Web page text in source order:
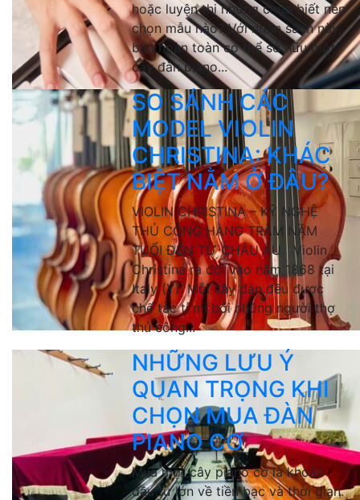
hoặc luyện thi nhưng chưa biết nên
chọn mẫu nào? Với ngân sách này,
bạn hoàn toàn có thể sở hữu một
cây đàn piano...
SO SÁNH CÁC
MODEL VIOLIN
CHRISTINA: KHÁC
BIỆT NẰM Ở ĐÂU?
VIOLIN CHRISTINA – KỸ NGHỆ
THỦ CÔNG HÀNG TRĂM NĂM
TUỔI ĐẾN TỪ CHÂU ÂU Violin
Christina ra đời vào năm 1868 tại
Italy (Ý). Mỗi cây đàn đều được
chế tác tỉ mỉ bởi những người thợ
thủ công...
NHỮNG LƯU Ý
QUAN TRỌNG KHI
CHỌN MUA ĐÀN
PIANO CƠ
Mua một cây piano cơ là khoản
đầu tư lớn về tiền bạc và thời gian.